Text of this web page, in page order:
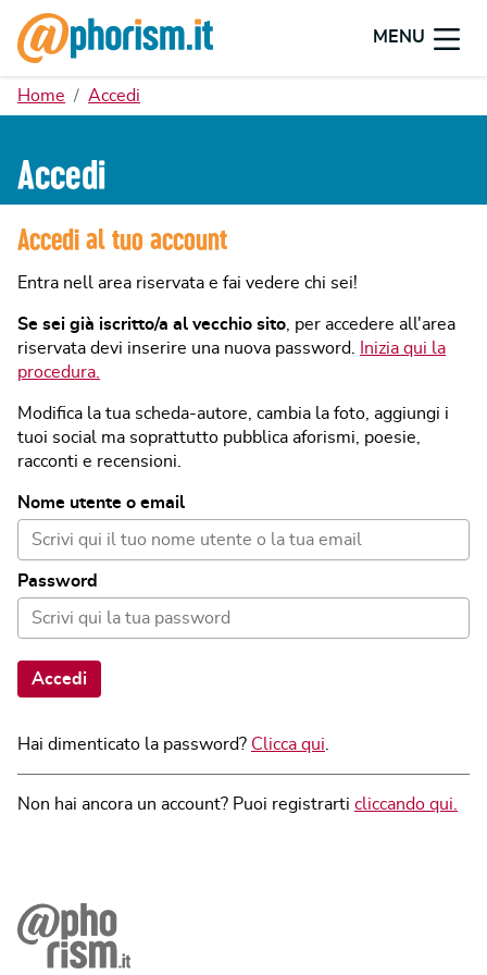
MENU
Home Accedi
Accedi
Accedi al tuo account
Entra nell area riservata e fai vedere chi sei!
Se sei già iscritto/a al vecchio sito , per accedere all'area
riservata devi inserire una nuova password.
Inizia qui la
procedura.
Modifica la tua scheda-autore, cambia la foto, aggiungi i
tuoi social ma soprattutto pubblica aforismi, poesie,
racconti e recensioni.
Nome utente o email
Password
Accedi
Hai dimenticato la password? Clicca qui
Non hai ancora un account? Puoi registrarti cliccando qui.